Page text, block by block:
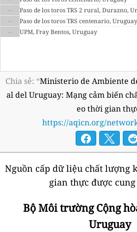
--
Paso de los toros TRS 2 rural, Durazno,
--
Paso de los toros TRS centenario, Uruguay
--
UPM, Fray Bentos, Uruguay
Chia sẻ: “Ministerio de Ambiente
al del Uruguay: Mạng cảm biến
eo thời gian
https://aqicn.org/
Nguồn cấp dữ liệu chất lượng
gian thực được
Bộ Môi trường Cộng
Uruguay